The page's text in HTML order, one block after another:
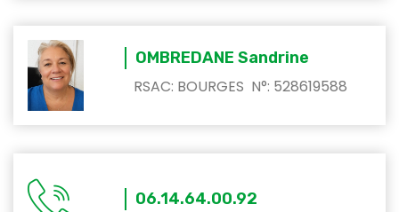
OMBREDANE Sandrine
RSAC: BOURGES N°: 528619588
06.14.64.00.92